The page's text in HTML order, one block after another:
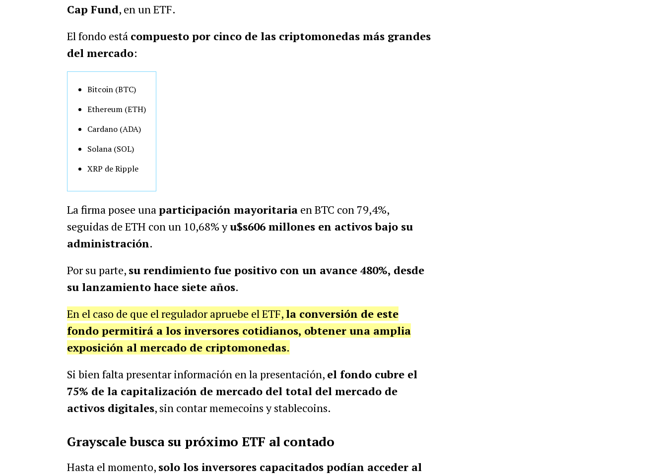
Cap Fund, en un ETF.
El fondo está compuesto por cinco de las criptomonedas más grandes
del mercado:
Bitcoin (BTC)
Ethereum (ETH)
Cardano (ADA)
Solana (SOL)
XRP de Ripple
La firma posee unaparticipación mayoritariaen BTC con 79,4%,
seguidas de ETH con un 10,68% yu$s606 millones en activos bajo su
administración.
Por su parte, su rendimiento fue positivo con un avance 480%, desde
su lanzamiento hace siete años.
En el caso de que el regulador apruebe el ETF,la conversión de este
fondo permitirá a los inversores cotidianos, obtener una amplia
exposición al mercado de criptomonedas.
Si bien falta presentar información en la presentación, el fondo cubre el
75% de la capitalización de mercado del total del mercado de
activos digitales, sin contar memecoins y stablecoins.
Grayscale busca su próximo ETF al contado
Hasta el momento, solo los inversores capacitados podían acceder al